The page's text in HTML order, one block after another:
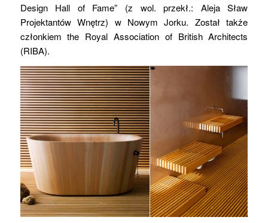
Design Hall of Fame” (z wol. przekł.: Aleja Sław
Projektantów Wnętrz) w Nowym Jorku. Został także
członkiem the Royal Association of British Architects
(RIBA).